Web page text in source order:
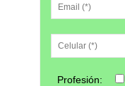
Profesión: